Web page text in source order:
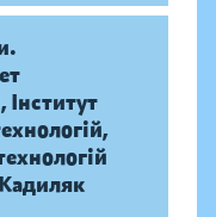
Інститут